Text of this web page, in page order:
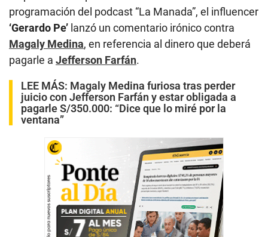
programación del podcast “La Manada”, el influencer
‘Gerardo Pe’ lanzó un comentario irónico contra
Magaly Medina, en referencia al dinero que deberá
pagarle a Jefferson Farfán.
LEE MÁS: Magaly Medina furiosa tras perder
juicio con Jefferson Farfán y estar obligada a
pagarle S/350.000: “Dice que lo miré por la
ventana”